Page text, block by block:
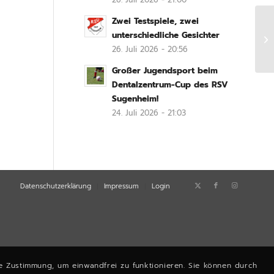
Zwei Testspiele, zwei
unterschiedliche Gesichter
26. Juli 2026 - 20:56
Großer Jugendsport beim
Dentalzentrum-Cup des RSV
Sugenheim!
24. Juli 2026 - 21:03
Datenschutzerklärung Impressum Login
um einwandfrei zu funktionieren. Sie können durch